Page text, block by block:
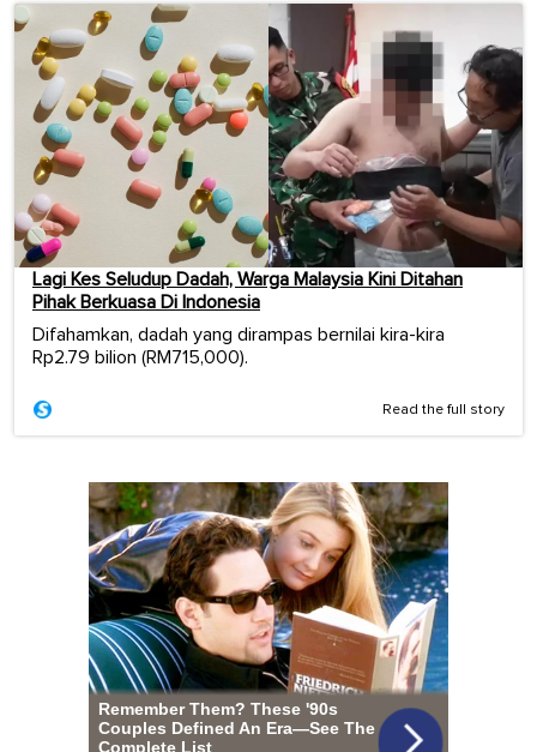
Lagi Kes Seludup Dadah, Warga Malaysia Kini Ditahan
Pihak Berkuasa Di Indonesia
Difahamkan, dadah yang dirampas bernilai kira-kira
Rp2.79 bilion (RM715,000).
Read the full story